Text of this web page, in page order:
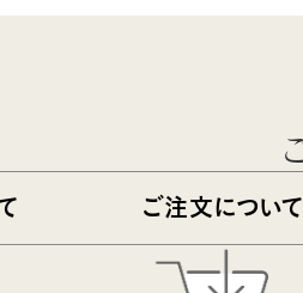
ご注文について